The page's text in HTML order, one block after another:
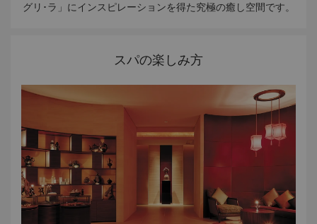
グリ･ラ」にインスピレーションを得た究極の癒し空間です。
スパの楽しみ方